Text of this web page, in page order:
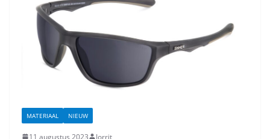
MATERIAAL NIEUW
11 augustus 2023 Jorrit